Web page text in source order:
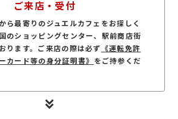
ご来店・受付
ら最寄りのジュエルカフェをお探しく
のショッピングセンター、駅前商店街
ります。ご来店の際は必ず 《運転免許
カード等の身分証明書》 をご持参くだ